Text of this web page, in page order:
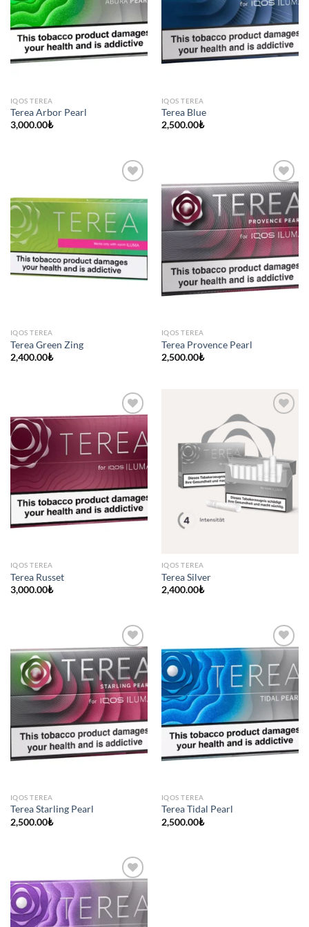
IQOS TEREA
Terea Arbor Pearl
3,000.00₺
IQOS TEREA
Terea Blue
2,500.00₺
IQOS TEREA
Terea Green Zing
2,400.00₺
IQOS TEREA
Terea Provence Pearl
2,500.00₺
IQOS TEREA
Terea Russet
3,000.00₺
IQOS TEREA
Terea Silver
2,400.00₺
IQOS TEREA
Terea Starling Pearl
2,500.00₺
IQOS TEREA
Terea Tidal Pearl
2,500.00₺